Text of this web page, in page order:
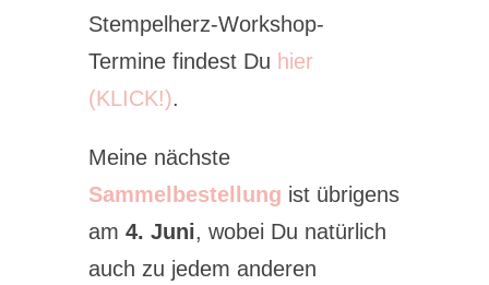
Stempelherz-Workshop-
Termine findest Du hier
(KLICK!).
Meine nächste
Sammelbestellung ist übrigens
am 4. Juni, wobei Du natürlich
auch zu jedem anderen